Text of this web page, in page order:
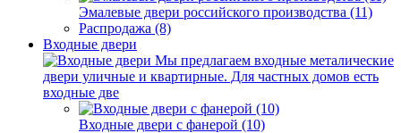
Эмалевые двери российского производства (11)
Распродажа (8)
Входные двери
Мы предлагаем входные металические
двери уличные и квартирные. Для частных домов есть
входные две
Входные двери с фанерой (10)